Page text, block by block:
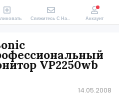
VP2250wb
14.05.2008
Свяжитесь С Нами Аккаунт